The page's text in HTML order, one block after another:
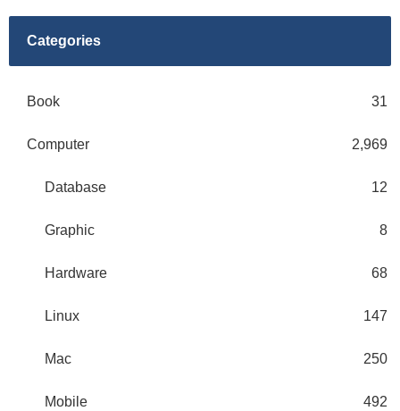
Categories
Book 31
Computer 2,969
Database 12
Graphic 8
Hardware 68
Linux 147
Mac 250
Mobile 492